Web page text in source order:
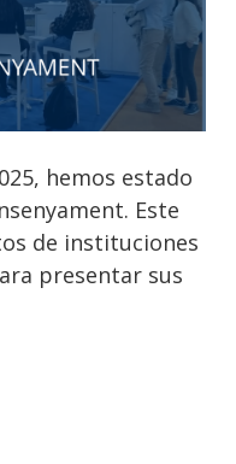
hemos estado
Este
de instituciones
presentar sus